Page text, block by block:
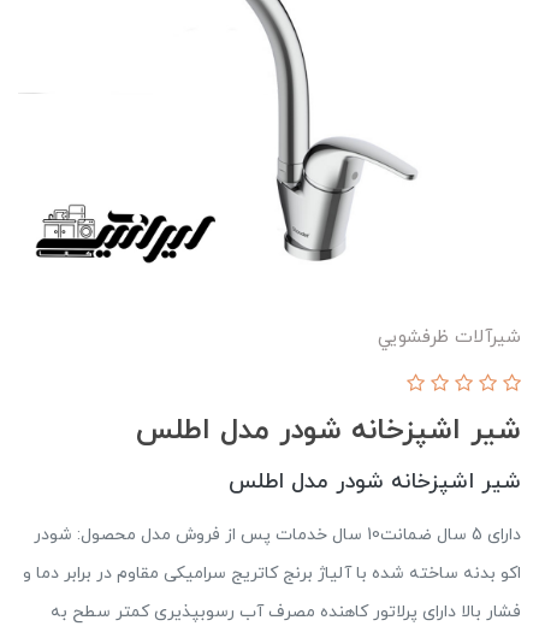
شیرآلات ظرفشويي
شیر اشپزخانه شودر مدل اطلس
شیر اشپزخانه شودر مدل اطلس
دارای 5 سال ضمانت10 سال خدمات پس از فروش مدل محصول: شودر
اکو بدنه ساخته شده با آلیاژ برنج کاتریج سرامیکی مقاوم در برابر دما و
فشار بالا دارای پرلاتور کاهنده مصرف آب رسوب­پذیری کم­تر سطح به